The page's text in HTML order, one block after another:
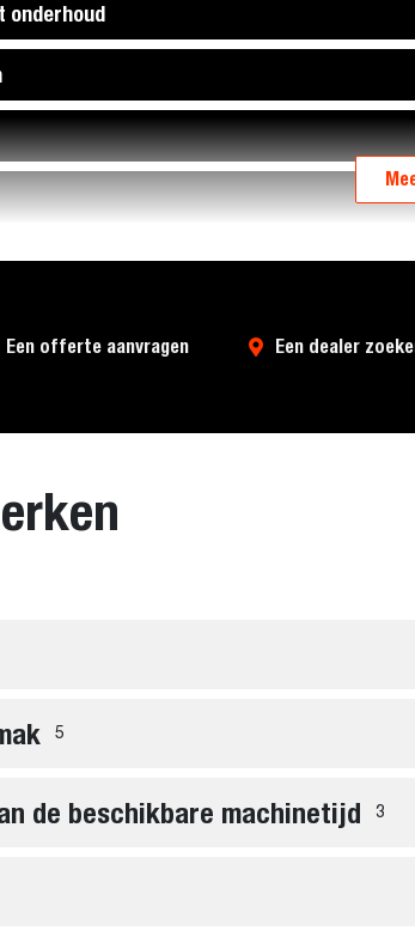
onderhoud
Een offerte aanvragen Een dealer
5
de beschikbare machinetijd 3